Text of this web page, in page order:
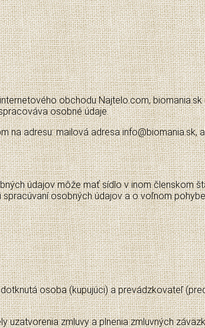
obchodu Najtelo.com, biomania.sk
osobné údaje.
adresu: mailová adresa info@biomania.sk,
údajov môže mať sídlo v inom členskom
osobných údajov a o voľnom
osoba (kupujúci) a prevádzkovateľ
uzatvorenia zmluvy a plnenia zmluvných